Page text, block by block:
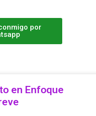
por
en Enfoque